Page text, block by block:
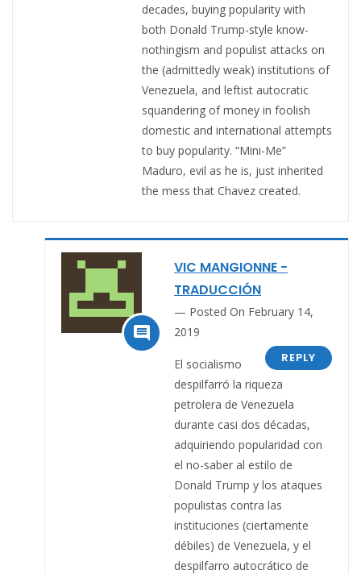
decades, buying popularity with
both Donald Trump-style know-
nothingism and populist attacks on
the (admittedly weak) institutions of
Venezuela, and leftist autocratic
squandering of money in foolish
domestic and international attempts
to buy popularity. “Mini-Me”
Maduro, evil as he is, just inherited
the mess that Chavez created.

VIC MANGIONNE -
TRADUCCIÓN
Posted On February 14,
2019
REPLY
El socialismo
despilfarró la riqueza
petrolera de Venezuela
durante casi dos décadas,
adquiriendo popularidad con
el no-saber al estilo de
Donald Trump y los ataques
populistas contra las
instituciones (ciertamente
débiles) de Venezuela, y el
despilfarro autocrático de